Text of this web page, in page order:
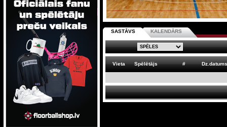
SASTĀVS KALENDĀRS
Vieta Spēlētājs # Dz.datums